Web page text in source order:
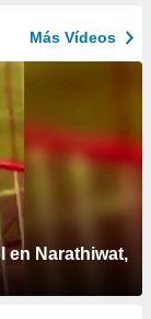
Más Vídeos
en Narathiwat,